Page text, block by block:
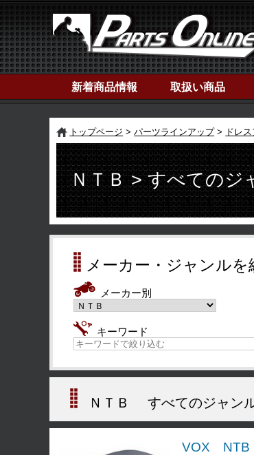
新着商品情報 取扱い商品
トップページ パーツラインアップ ドレ
ＮＴＢ > すべてのジ
メーカー・ジャンルを
メーカー別
キーワード
ＮＴＢ すべてのジャン
VOX NTB